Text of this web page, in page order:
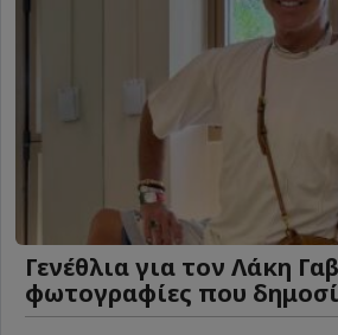
Γενέθλια για τον Λάκη
φωτογραφίες που